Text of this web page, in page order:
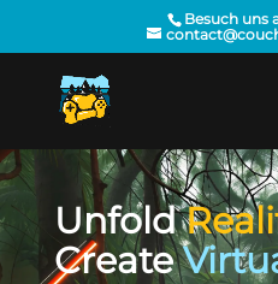
Besuch uns
Unfold
Create